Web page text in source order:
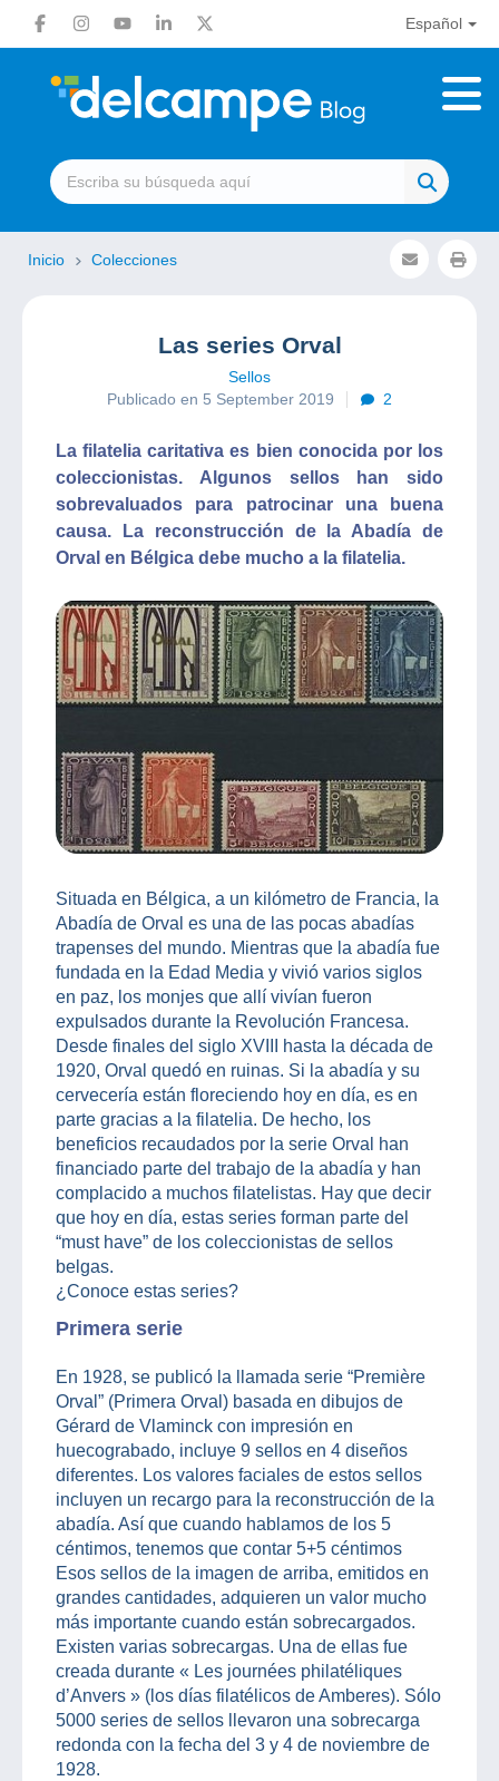
Español
Inicio Colecciones
Las series Orval
Sellos
Publicado en 5 September 2019
2
La filatelia caritativa es bien conocida por los
coleccionistas. Algunos sellos han sido
sobrevaluados para patrocinar una buena
causa. La reconstrucción de la Abadía de
Orval en Bélgica debe mucho a la filatelia.
Situada en Bélgica, a un kilómetro de Francia, la
Abadía de Orval es una de las pocas abadías
trapenses del mundo. Mientras que la abadía fue
fundada en la Edad Media y vivió varios siglos
en paz, los monjes que allí vivían fueron
expulsados durante la Revolución Francesa.
Desde finales del siglo XVIII hasta la década de
1920, Orval quedó en ruinas. Si la abadía y su
cervecería están floreciendo hoy en día, es en
parte gracias a la filatelia. De hecho, los
beneficios recaudados por la serie Orval han
financiado parte del trabajo de la abadía y han
complacido a muchos filatelistas. Hay que decir
que hoy en día, estas series forman parte del
“must have” de los coleccionistas de sellos
belgas.
¿Conoce estas series?
Primera serie
En 1928, se publicó la llamada serie “Première
Orval” (Primera Orval) basada en dibujos de
Gérard de Vlaminck con impresión en
huecograbado, incluye 9 sellos en 4 diseños
diferentes. Los valores faciales de estos sellos
incluyen un recargo para la reconstrucción de la
abadía. Así que cuando hablamos de los 5
céntimos, tenemos que contar 5+5 céntimos
Esos sellos de la imagen de arriba, emitidos en
grandes cantidades, adquieren un valor mucho
más importante cuando están sobrecargados.
Existen varias sobrecargas. Una de ellas fue
creada durante « Les journées philatéliques
d’Anvers » (los días filatélicos de Amberes). Sólo
5000 series de sellos llevaron una sobrecarga
redonda con la fecha del 3 y 4 de noviembre de
1928.